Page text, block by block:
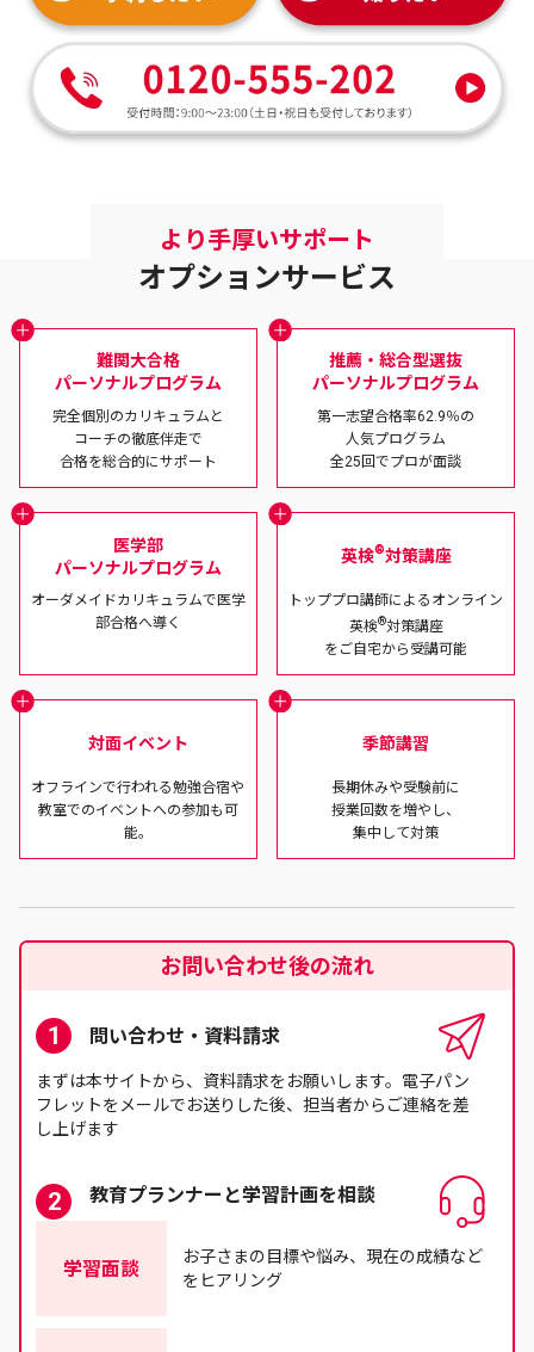
オプションサービス
難関大合格
パーソナルプログラム
完全個別のカリキュラムと
コーチの徹底伴走で
合格を総合的にサポート
推薦・総合型選抜
パーソナルプログラム
第一志望合格率62.9％の
人気プログラム
全25回でプロが面談
医学部
パーソナルプログラム
オーダメイドカリキュラムで 医学
部合格へ導く
英検®対策講座
トッププロ講師による オンライン
英検®対策講座
をご自宅から受講可能
対面イベント
オフラインで行われる勉強合宿や
教室でのイベントへの参加も可
能。
季節講習​
長期休みや受験前に
授業回数を増やし、
集中して対策
お問い合わせ後の流れ
問い合わせ・資料請求
まずは本サイトから、資料請求をお願いします。電子パン
フレットをメールでお送りした後、担当者からご連絡を差
し上げます
教育プランナーと学習計画を相談
学習面談
お子さまの目標や悩み、現在の成績など
をヒアリング